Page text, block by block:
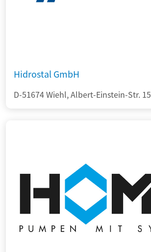
Hidrostal GmbH
D-51674 Wiehl, Albert-Einstein-Str. 15